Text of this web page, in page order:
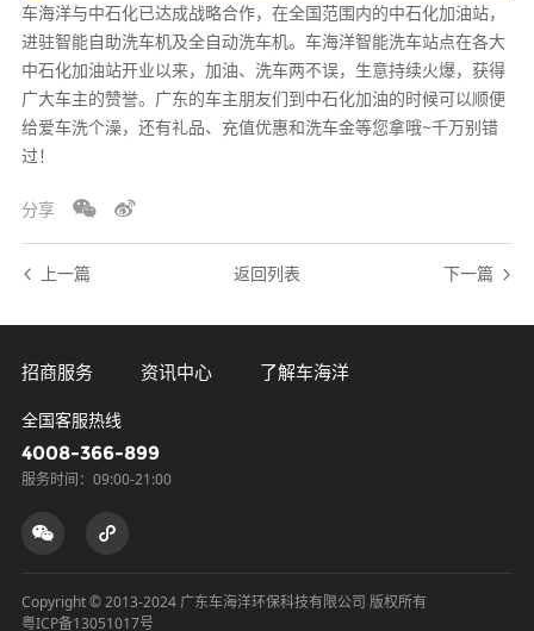
车海洋与中石化已达成战略合作，在全国范围内的中石化加油站，
进驻智能自助洗车机及全自动洗车机。车海洋智能洗车站点在各大
中石化加油站开业以来，加油、洗车两不误，生意持续火爆，获得
广大车主的赞誉。广东的车主朋友们到中石化加油的时候可以顺便
给爱车洗个澡，还有礼品、充值优惠和洗车金等您拿哦~千万别错
过！
分享
上一篇 返回列表 下一篇
招商服务 资讯中心 了解车海洋
全国客服热线
4008-366-899
服务时间：09:00-21:00
Copyright © 2013-2024 广东车海洋环保科技有限公司 版权所有
粤ICP备13051017号